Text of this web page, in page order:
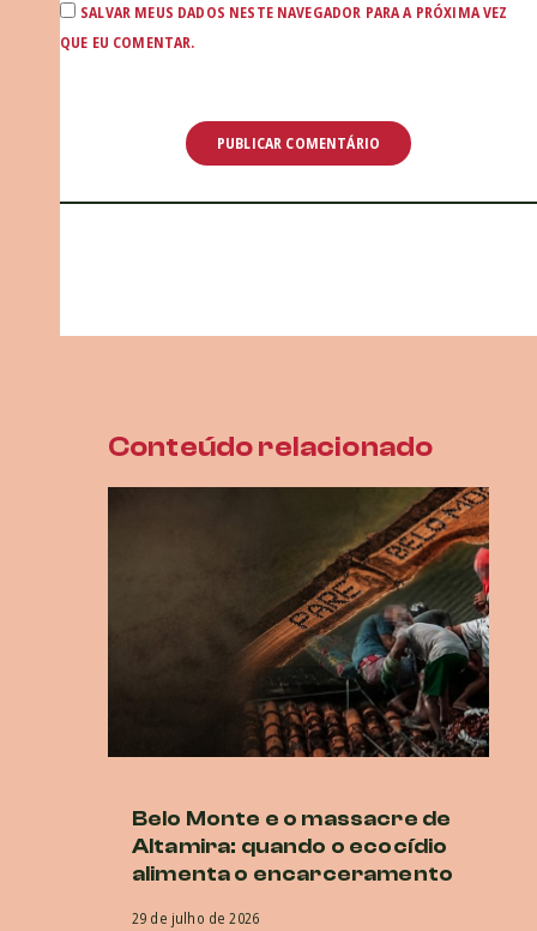
SALVAR MEUS DADOS NESTE NAVEGADOR PARA A PRÓXIMA VEZ
QUE EU COMENTAR.
Conteúdo relacionado
Belo Monte e o massacre de
Altamira: quando o ecocídio
alimenta o encarceramento
29 de julho de 2026